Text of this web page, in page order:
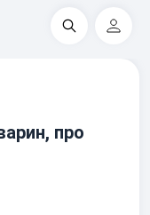
Пошук
про